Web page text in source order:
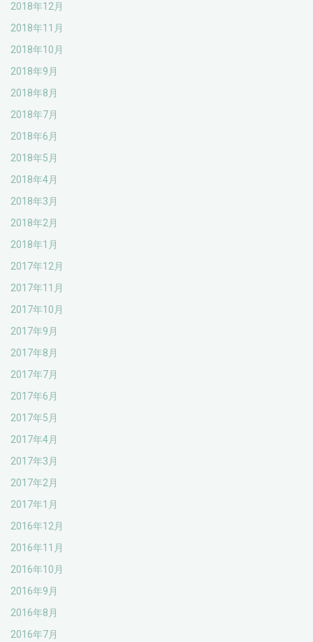
2018年12月
2018年11月
2018年10月
2018年9月
2018年8月
2018年7月
2018年6月
2018年5月
2018年4月
2018年3月
2018年2月
2018年1月
2017年12月
2017年11月
2017年10月
2017年9月
2017年8月
2017年7月
2017年6月
2017年5月
2017年4月
2017年3月
2017年2月
2017年1月
2016年12月
2016年11月
2016年10月
2016年9月
2016年8月
2016年7月